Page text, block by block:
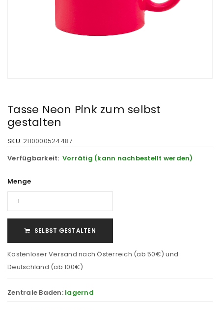
Tasse Neon Pink zum selbst
gestalten
SKU: 2110000524487
Verfügbarkeit: Vorrätig (kann nachbestellt werden)
Menge
SELBST GESTALTEN
Kostenloser Versand nach Österreich (ab 50€) und
Deutschland (ab 100€)
Zentrale Baden: lagernd